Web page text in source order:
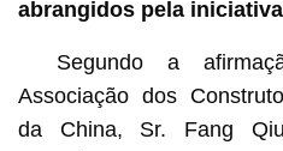
abrangidos pela
Segundo a
Associação dos
da China, Sr. Fang